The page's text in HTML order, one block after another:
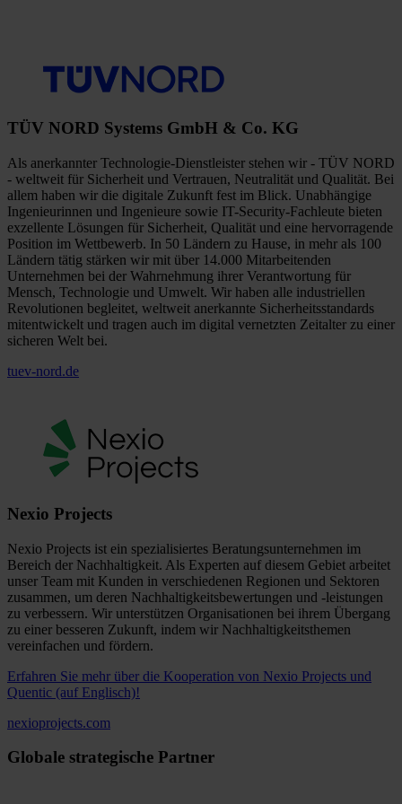
TÜV NORD Systems GmbH & Co. KG
Als anerkannter Technologie-Dienstleister stehen wir - TÜV NORD
- weltweit für Sicherheit und Vertrauen, Neutralität und Qualität. Bei
allem haben wir die digitale Zukunft fest im Blick. Unabhängige
Ingenieurinnen und Ingenieure sowie IT-Security-Fachleute bieten
exzellente Lösungen für Sicherheit, Qualität und eine hervorragende
Position im Wettbewerb. In 50 Ländern zu Hause, in mehr als 100
Ländern tätig stärken wir mit über 14.000 Mitarbeitenden
Unternehmen bei der Wahrnehmung ihrer Verantwortung für
Mensch, Technologie und Umwelt. Wir haben alle industriellen
Revolutionen begleitet, weltweit anerkannte Sicherheitsstandards
mitentwickelt und tragen auch im digital vernetzten Zeitalter zu einer
sicheren Welt bei.
tuev-nord.de
Nexio Projects
Nexio Projects ist ein spezialisiertes Beratungsunternehmen im
Bereich der Nachhaltigkeit. Als Experten auf diesem Gebiet arbeitet
unser Team mit Kunden in verschiedenen Regionen und Sektoren
zusammen, um deren Nachhaltigkeitsbewertungen und -leistungen
zu verbessern. Wir unterstützen Organisationen bei ihrem Übergang
zu einer besseren Zukunft, indem wir Nachhaltigkeitsthemen
vereinfachen und fördern.
Erfahren Sie mehr über die Kooperation von Nexio Projects und
Quentic (auf Englisch)!
nexioprojects.com
Globale strategische Partner